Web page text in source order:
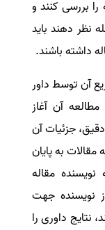
را بررسی کنند و
نظر دهند باید
داشته باشند.
آن توسط داور
آن آغاز
جزئیات آن
مقالات به پایان
مقاله
نویسنده جهت
نتایج داوری را